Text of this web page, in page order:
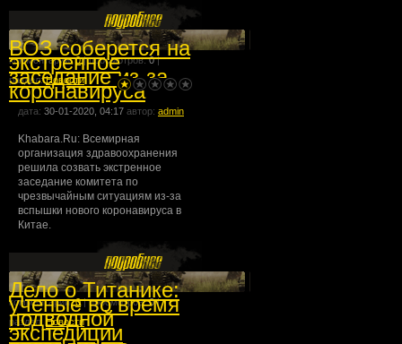
комментарии:0| просмотров:0|
раздел:Новости
ВОЗ соберется на
экстренное
заседание из-за
коронавируса
дата: 30-01-2020, 04:17 автор: admin
Khabara.Ru: Всемирная
организация здравоохранения
решила созвать экстренное
заседание комитета по
чрезвычайным ситуациям из-за
вспышки нового коронавируса в
Китае.
комментарии:0| просмотров:0|
раздел: Новости
Дело о Титанике:
ученые во время
подводной
экспедиции